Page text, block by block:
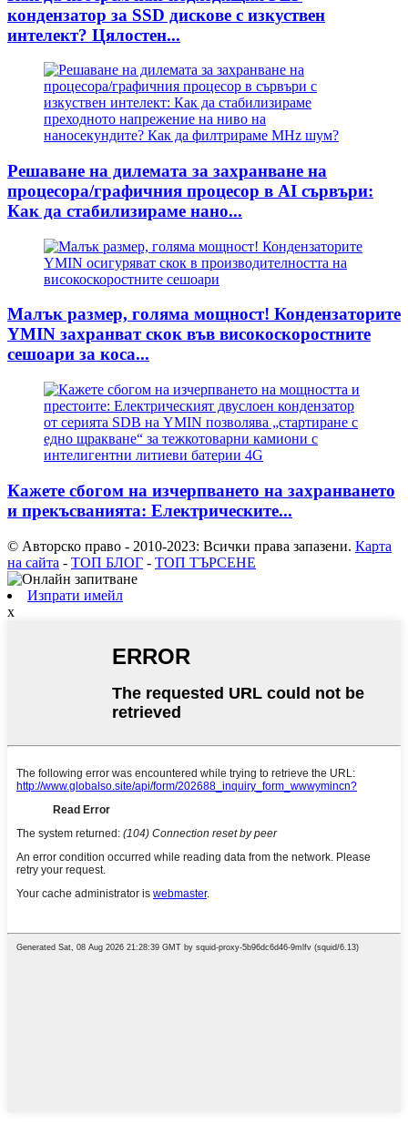
кондензатор за SSD дискове с изкуствен
интелект? Цялостен...
Решаване на дилемата за захранване на
процесора/графичния процесор в AI сървъри:
Как да стабилизираме нано...
Малък размер, голяма мощност! Кондензаторите
YMIN захранват скок във високоскоростните
сешоари за коса...
Кажете сбогом на изчерпването на захранването
и прекъсванията: Електрическите...
© Авторско право - 2010-2023: Всички права запазени. Карта
на сайта - ТОП БЛОГ - ТОП ТЪРСЕНЕ
Изпрати имейл
x